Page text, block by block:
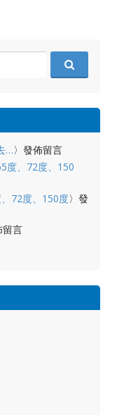
…〉發佈留言
度、72度、150
72度、150度〉發
留言